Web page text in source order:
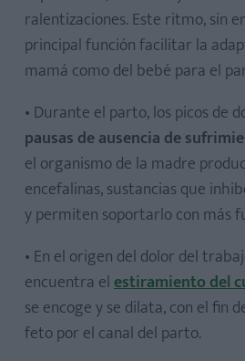
ralentizaciones. Este ritmo, sin
principal función facilitar la
mamá como del bebé para el
• Durante el parto, los picos de
pausas de ausencia de
el organismo de la madre
encefalinas, sustancias que
y permiten soportarlo con más
• En el origen del dolor del
encuentra elestiramiento del
se encoge y se dilata, con el fin
feto por el canal del parto.